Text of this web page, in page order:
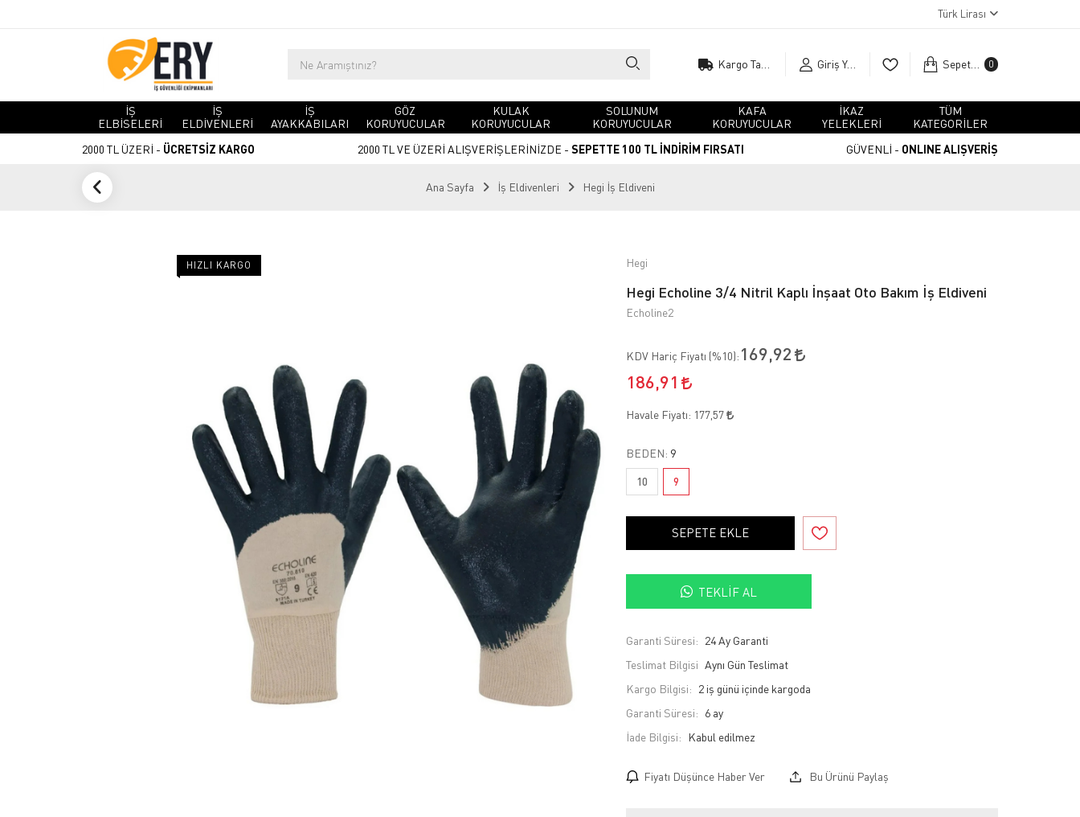
Türk Lirası
Giriş Yap Sepetim 0
İŞ
ELBİSELERİ
İŞ
ELDİVENLERİ
İŞ
AYAKKABILARI
GÖZ
KORUYUCULAR
KULAK
KORUYUCULAR
SOLUNUM
KORUYUCULAR
KAFA
KORUYUCULAR
İKAZ
YELEKLERİ
TÜM
KATEGORİLER
2000 TL ÜZERİ - ÜCRETSİZ KARGO 2000 TL VE ÜZERİ ALIŞVERİŞLERİNİZDE - SEPETTE 100 TL İNDİRİM FIRSATI GÜVENLİ - ONLINE ALIŞVERİŞ
Ana Sayfa İş Eldivenleri Hegi İş Eldiveni
HIZLI KARGO Hegi
Hegi Echoline 3/4 Nitril Kaplı İnşaat Oto Bakım İş Eldiveni
Echoline2
KDV Hariç Fiyatı (%10): 169,92
186,91
Havale Fiyatı: 177,57
BEDEN: 9
10 9
SEPETE EKLE
TEKLIF AL
Garanti Süresi: 24 Ay Garanti
Teslimat Bilgisi Aynı Gün Teslimat
Kargo Bilgisi: 2 iş günü içinde kargoda
Garanti Süresi: 6 ay
İade Bilgisi:
Fiyatı Düşünce Haber Ver Bu Ürünü Paylaş